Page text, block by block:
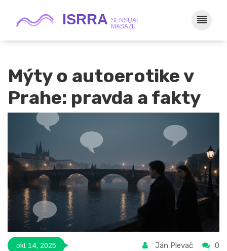
Mýty o autoerotike v
Prahe: pravda a fakty
okt 14, 2025 Ján Plevač 0